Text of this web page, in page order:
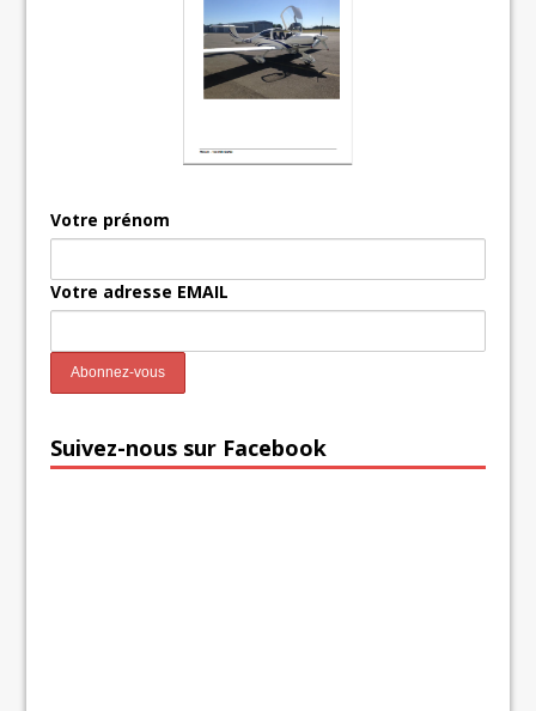
Votre prénom
Votre adresse EMAIL
Suivez-nous sur Facebook